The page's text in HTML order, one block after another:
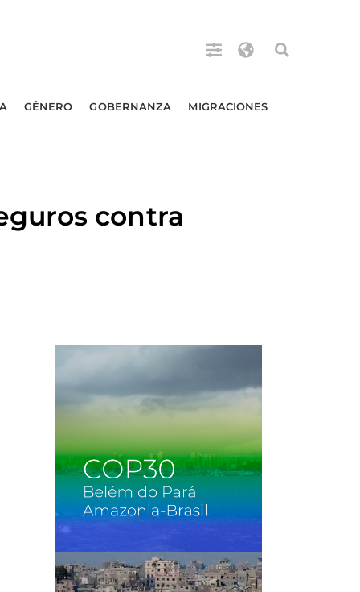
GÉNERO GOBERNANZA MIGRACIONES
contra